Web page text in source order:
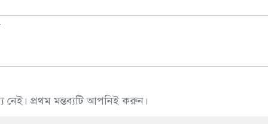
প্রথম মন্তব্যটি আপনিই করুন।